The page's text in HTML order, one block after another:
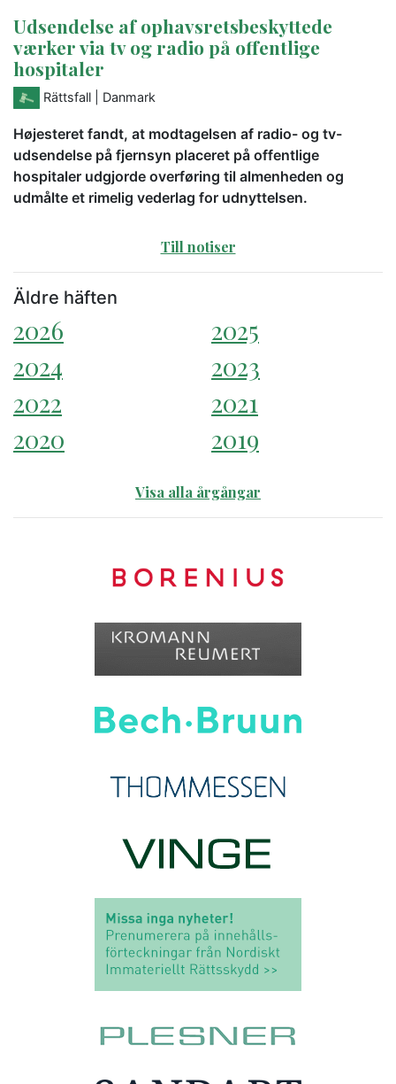
Udsendelse af ophavsretsbeskyttede
værker via tv og radio på offentlige
hospitaler
Rättsfall | Danmark
Højesteret fandt, at modtagelsen af radio- og tv-
udsendelse på fjernsyn placeret på offentlige
hospitaler udgjorde overføring til almenheden og
udmålte et rimelig vederlag for udnyttelsen.
Till notiser
Äldre häften
2026
2025
2024
2023
2022
2021
2020
2019
Visa alla årgångar